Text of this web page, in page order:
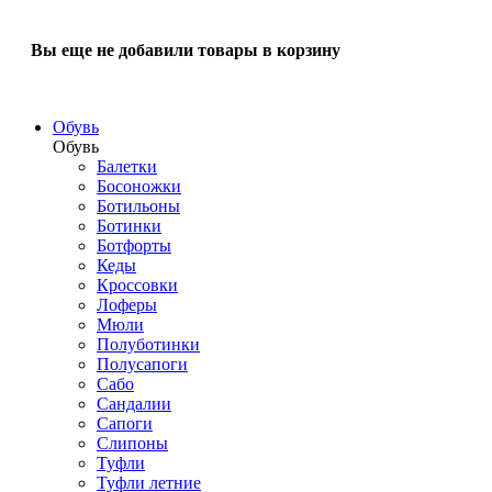
Вы еще не добавили товары в корзину
Обувь
Обувь
Балетки
Босоножки
Ботильоны
Ботинки
Ботфорты
Кеды
Кроссовки
Лоферы
Мюли
Полуботинки
Полусапоги
Сабо
Сандалии
Сапоги
Слипоны
Туфли
Туфли летние